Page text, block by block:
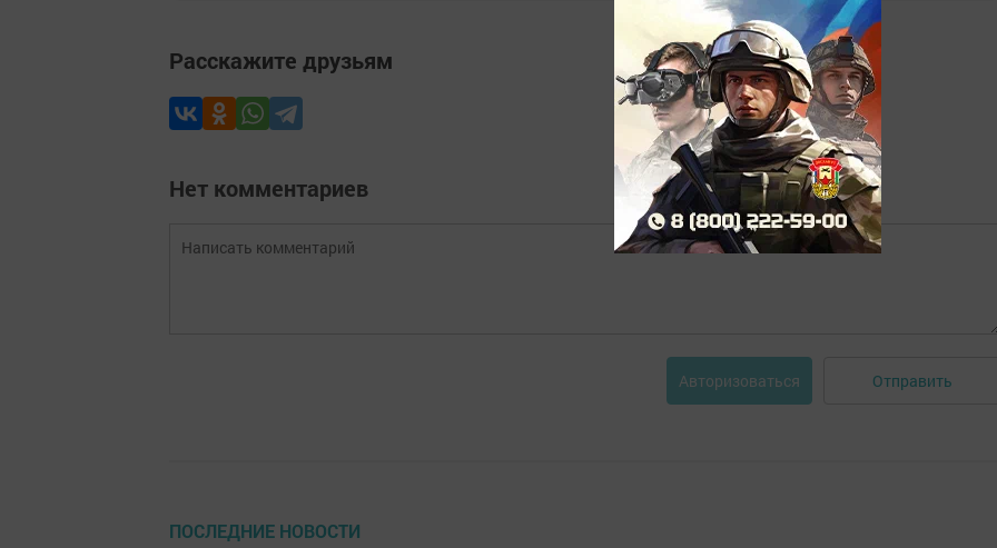
Расскажите друзьям
Нет комментариев
Авторизоваться Отправить
ПОСЛЕДНИЕ НОВОСТИ